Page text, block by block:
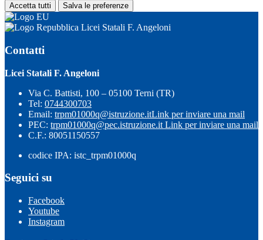
Accetta tutti Salva le preferenze
Licei Statali F. Angeloni
Contatti
Licei Statali F. Angeloni
Via C. Battisti, 100 – 05100 Terni (TR)
Tel: 0744300703
Email: trpm01000q@istruzione.itLink per inviare una mail
PEC: trpm01000q@pec.istruzione.it Link per inviare una mail
C.F.: 80051150557
codice IPA: istc_trpm01000q
Seguici su
Facebook
Youtube
Instagram